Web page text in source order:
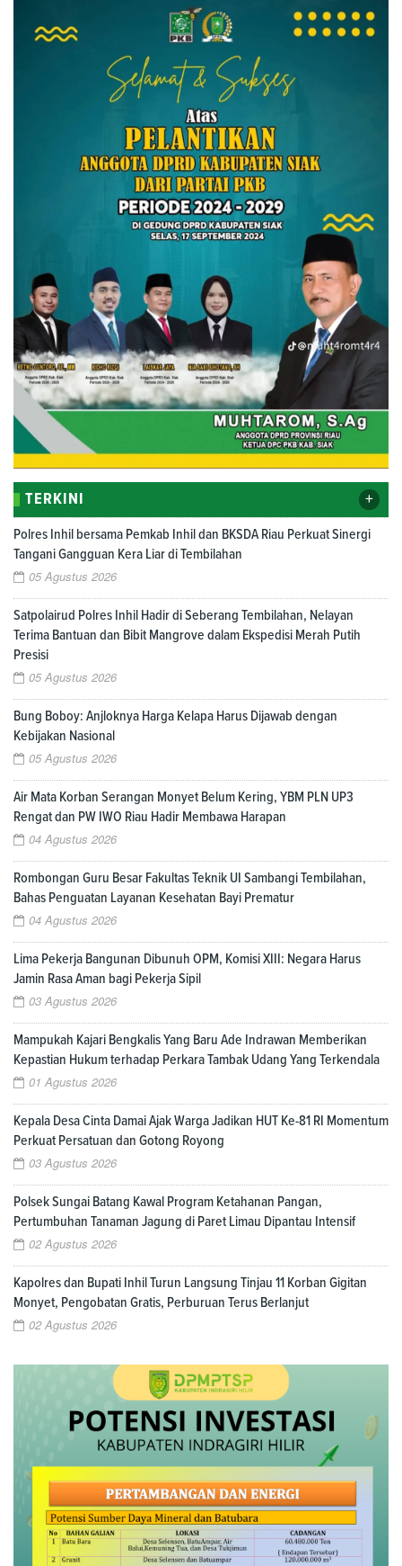
TERKINI +
Polres Inhil bersama Pemkab Inhil dan BKSDA Riau Perkuat Sinergi
Tangani Gangguan Kera Liar di Tembilahan
05 Agustus 2026
Satpolairud Polres Inhil Hadir di Seberang Tembilahan, Nelayan
Terima Bantuan dan Bibit Mangrove dalam Ekspedisi Merah Putih
Presisi
05 Agustus 2026
Bung Boboy: Anjloknya Harga Kelapa Harus Dijawab dengan
Kebijakan Nasional
05 Agustus 2026
Air Mata Korban Serangan Monyet Belum Kering, YBM PLN UP3
Rengat dan PW IWO Riau Hadir Membawa Harapan
04 Agustus 2026
Rombongan Guru Besar Fakultas Teknik UI Sambangi Tembilahan,
Bahas Penguatan Layanan Kesehatan Bayi Prematur
04 Agustus 2026
Lima Pekerja Bangunan Dibunuh OPM, Komisi XIII: Negara Harus
Jamin Rasa Aman bagi Pekerja Sipil
03 Agustus 2026
Mampukah Kajari Bengkalis Yang Baru Ade Indrawan Memberikan
Kepastian Hukum terhadap Perkara Tambak Udang Yang Terkendala
01 Agustus 2026
Kepala Desa Cinta Damai Ajak Warga Jadikan HUT Ke-81 RI Momentum
Perkuat Persatuan dan Gotong Royong
03 Agustus 2026
Polsek Sungai Batang Kawal Program Ketahanan Pangan,
Pertumbuhan Tanaman Jagung di Paret Limau Dipantau Intensif
02 Agustus 2026
Kapolres dan Bupati Inhil Turun Langsung Tinjau 11 Korban Gigitan
Monyet, Pengobatan Gratis, Perburuan Terus Berlanjut
02 Agustus 2026